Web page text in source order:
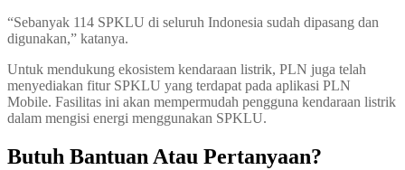
“Sebanyak 114 SPKLU di seluruh Indonesia sudah dipasang dan
digunakan,” katanya.
Untuk mendukung ekosistem kendaraan listrik, PLN juga telah
menyediakan fitur SPKLU yang terdapat pada aplikasi PLN
Mobile. Fasilitas ini akan mempermudah pengguna kendaraan listrik
dalam mengisi energi menggunakan SPKLU.
Butuh Bantuan Atau Pertanyaan?